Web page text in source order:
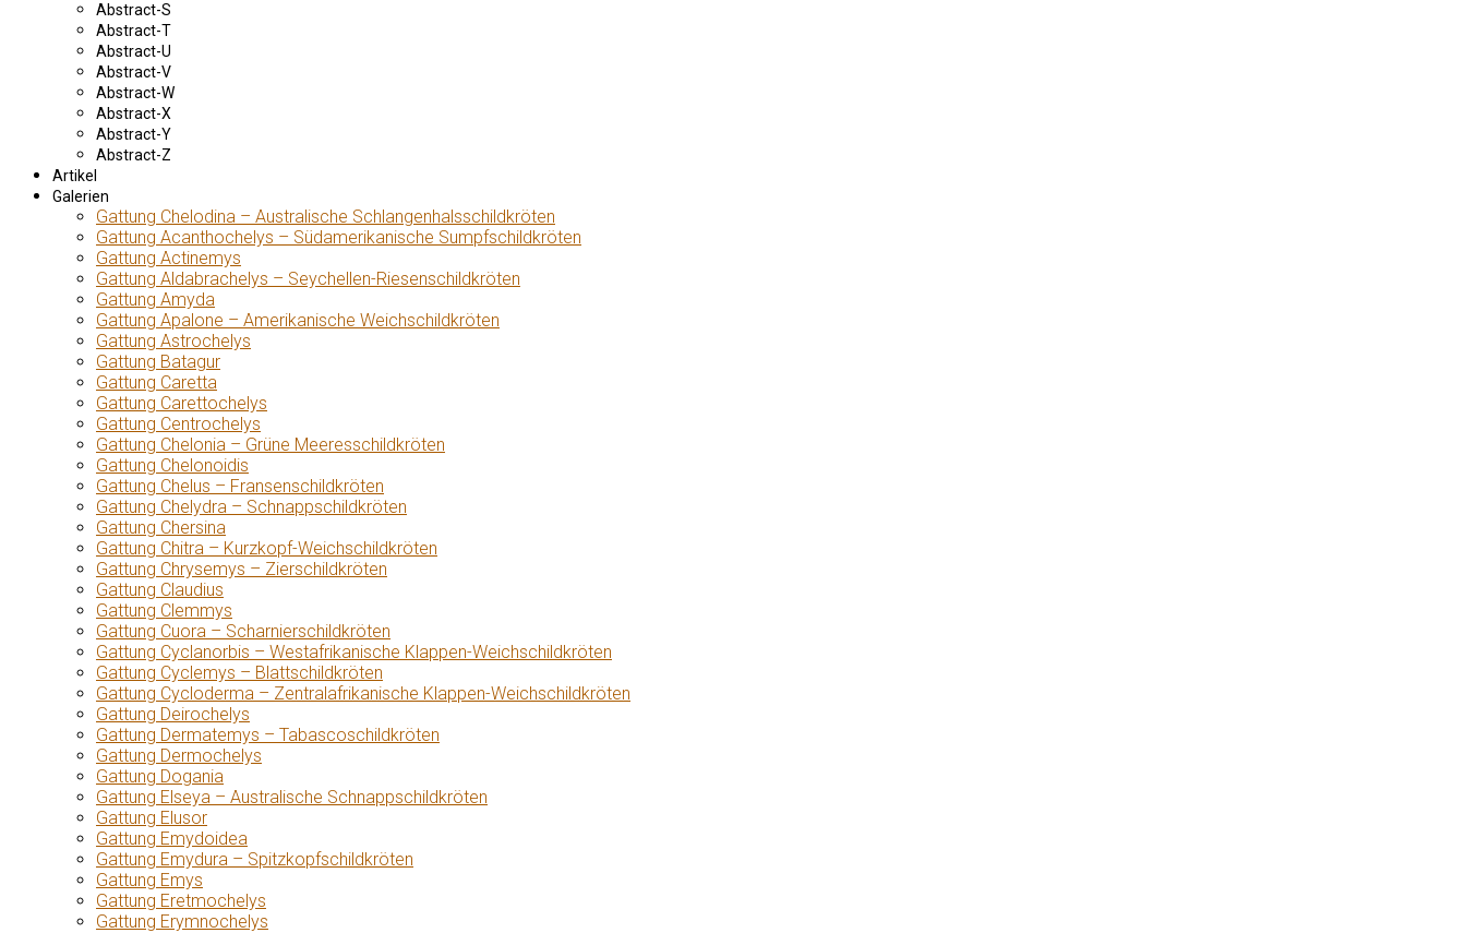
Abstract-S
Abstract-T
Abstract-U
Abstract-V
Abstract-W
Abstract-X
Abstract-Y
Abstract-Z
Artikel
Galerien
Gattung Chelodina – Australische Schlangenhalsschildkröten
Gattung Acanthochelys – Südamerikanische Sumpfschildkröten
Gattung Actinemys
Gattung Aldabrachelys – Seychellen-Riesenschildkröten
Gattung Amyda
Gattung Apalone – Amerikanische Weichschildkröten
Gattung Astrochelys
Gattung Batagur
Gattung Caretta
Gattung Carettochelys
Gattung Centrochelys
Gattung Chelonia – Grüne Meeresschildkröten
Gattung Chelonoidis
Gattung Chelus – Fransenschildkröten
Gattung Chelydra – Schnappschildkröten
Gattung Chersina
Gattung Chitra – Kurzkopf-Weichschildkröten
Gattung Chrysemys – Zierschildkröten
Gattung Claudius
Gattung Clemmys
Gattung Cuora – Scharnierschildkröten
Gattung Cyclanorbis – Westafrikanische Klappen-Weichschildkröten
Gattung Cyclemys – Blattschildkröten
Gattung Cycloderma – Zentralafrikanische Klappen-Weichschildkröten
Gattung Deirochelys
Gattung Dermatemys – Tabascoschildkröten
Gattung Dermochelys
Gattung Dogania
Gattung Elseya – Australische Schnappschildkröten
Gattung Elusor
Gattung Emydoidea
Gattung Emydura – Spitzkopfschildkröten
Gattung Emys
Gattung Eretmochelys
Gattung Erymnochelys